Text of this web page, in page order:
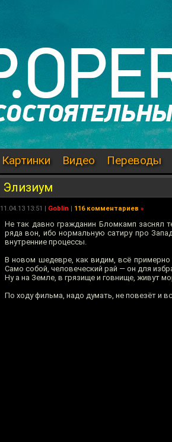
Картинки Видео Переводы
Элизиум
11.04.13 13:51 | Goblin | 116 комментариев »
Не так давно гражданин Бломкамп заснял
ряда вон, ибо нормальную сатиру про
внутренние процессы.
В новом шедевре, как видим, всё примерно
Само собой, человеческий рай — он для
Ну а на Земле, в грязище и говнище, живут
По ходу фильма, надо думать, не повезёт и